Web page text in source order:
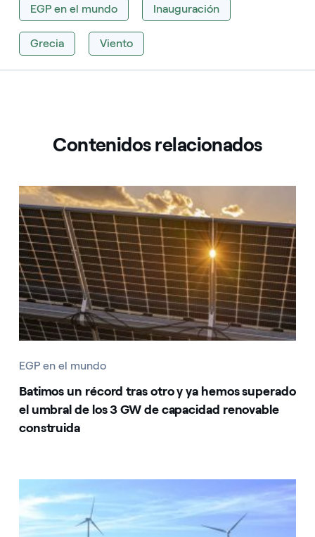
EGP en el mundo Inauguración
Grecia Viento
Contenidos relacionados
EGP en el mundo
Batimos un récord tras otro y ya hemos superado
el umbral de los 3 GW de capacidad renovable
construida